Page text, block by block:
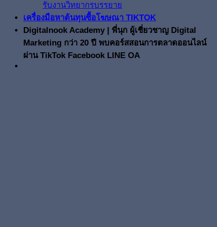
รับงานวิทยากรบรรยาย
เครื่องมือหาต้นทุนซื้อโฆษณา TIKTOK
Digitalnook Academy | พี่นุก ผู้เชี่ยวชาญ Digital
Marketing กว่า 20 ปี พบคอร์สสอนการตลาดออนไลน์
ผ่าน TikTok Facebook LINE OA